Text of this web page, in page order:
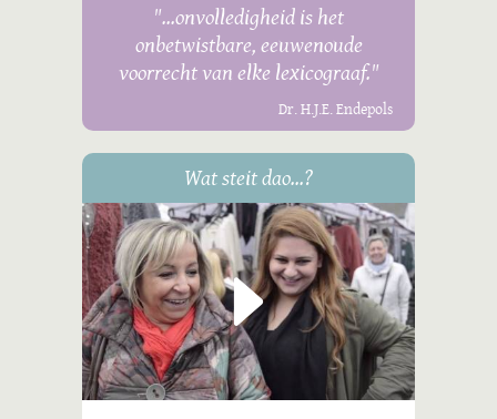
"...onvolledigheid is het
onbetwistbare, eeuwenoude
voorrecht van elke lexicograaf."
Dr. H.J.E. Endepols
Wat steit dao...?